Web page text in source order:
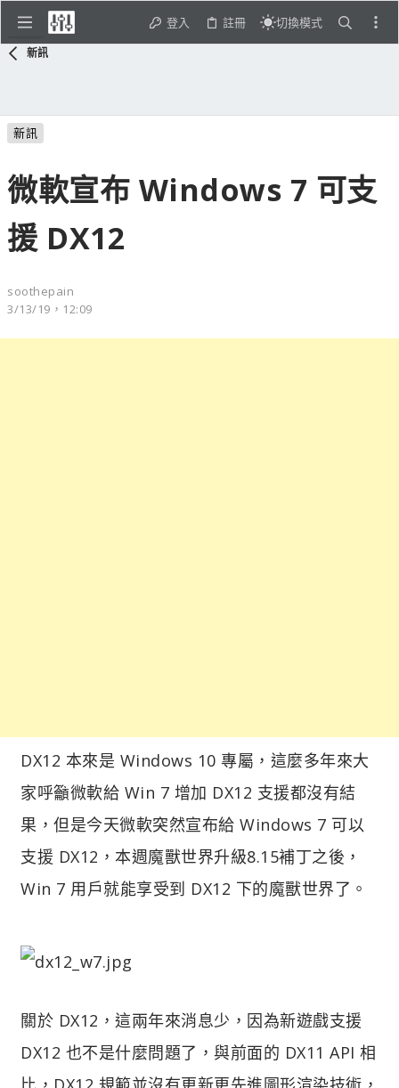
登入 註冊 切換模式
新訊
新訊
微軟宣布 Windows 7 可支
援 DX12
soothepain
3/13/19，12:09
DX12 本來是 Windows 10 專屬，這麼多年來大
家呼籲微軟給 Win 7 增加 DX12 支援都沒有結
果，但是今天微軟突然宣布給 Windows 7 可以
支援 DX12，本週魔獸世界升級8.15補丁之後，
Win 7 用戶就能享受到 DX12 下的魔獸世界了。
關於 DX12，這兩年來消息少，因為新遊戲支援
DX12 也不是什麼問題了，與前面的 DX11 API 相